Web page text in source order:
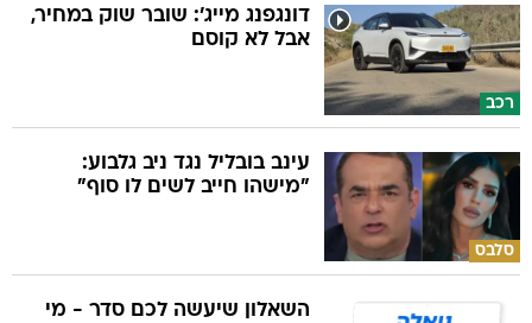
רכב
דונגפנג מייג': שובר שוק במחיר,
אבל לא קוסם
סלבס
עינב בובליל נגד ניב גלבוע:
"מישהו חייב לשים לו סוף"
השאלון שיעשה לכם סדר - מי